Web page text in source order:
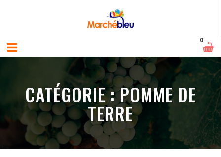
0
CATÉGORIE :POMME DE
TERRE